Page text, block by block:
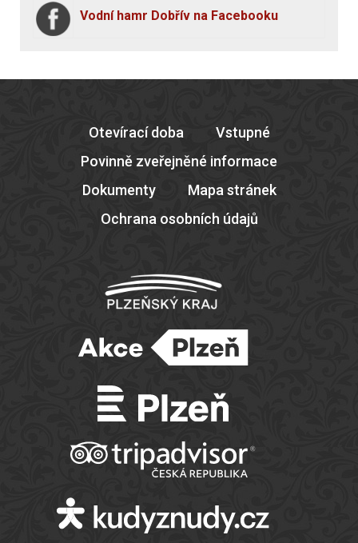
Vodní hamr Dobřív na Facebooku
Otevírací doba
Vstupné
Povinně zveřejněné informace
Dokumenty
Mapa stránek
Ochrana osobních údajů